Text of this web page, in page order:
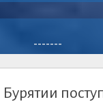
-------